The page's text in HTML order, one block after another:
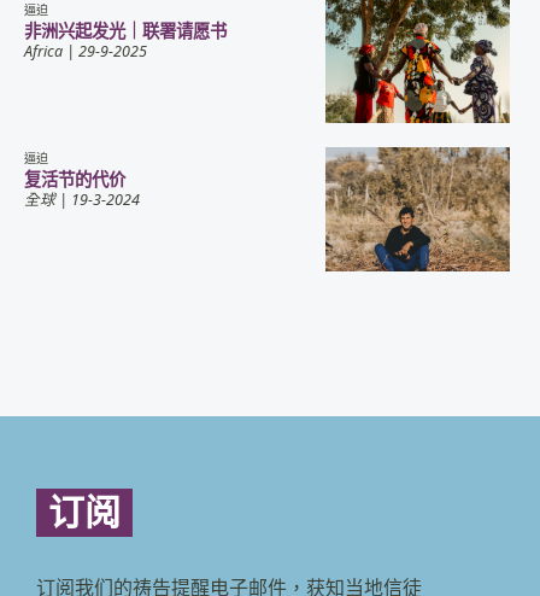
逼迫
非洲兴起发光｜联署请愿书
Africa | 29-9-2025
逼迫
复活节的代价
全球| 19-3-2024
订阅
订阅我们的祷告提醒电子邮件，获知当地信徒